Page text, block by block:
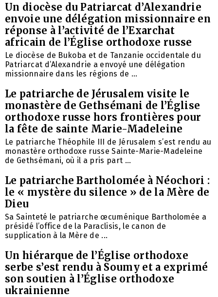
Un diocèse du Patriarcat d’Alexandrie
envoie une délégation missionnaire en
réponse à l’activité de l’Exarchat
africain de l’Église orthodoxe russe
Le diocèse de Bukoba et de Tanzanie occidentale du
Patriarcat d’Alexandrie a envoyé une délégation
missionnaire dans les régions de ...
Le patriarche de Jérusalem visite le
monastère de Gethsémani de l’Église
orthodoxe russe hors frontières pour
la fête de sainte Marie-Madeleine
Le patriarche Théophile III de Jérusalem s’est rendu au
monastère orthodoxe russe Sainte-Marie-Madeleine
de Gethsémani, où il a pris part ...
Le patriarche Bartholomée à Néochori :
le « mystère du silence » de la Mère de
Dieu
Sa Sainteté le patriarche œcuménique Bartholomée a
présidé l’office de la Paraclisis, le canon de
supplication à la Mère de ...
Un hiérarque de l’Église orthodoxe
serbe s’est rendu à Soumy et a exprimé
son soutien à l’Église orthodoxe
ukrainienne